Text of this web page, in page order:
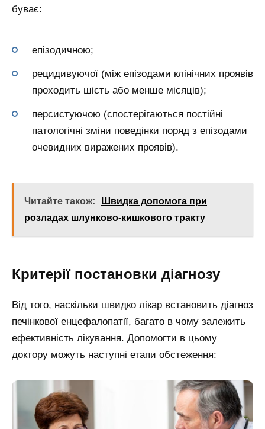
буває:
епізодичною;
рецидивуючої (між епізодами клінічних проявів
проходить шість або менше місяців);
персистуючою (спостерігаються постійні
патологічні зміни поведінки поряд з епізодами
очевидних виражених проявів).
Читайте також:
Швидка допомога при
розладах шлунково-кишкового тракту
Критерії постановки діагнозу
Від того, наскільки швидко лікар встановить діагноз
печінкової енцефалопатії, багато в чому залежить
ефективність лікування. Допомогти в цьому
доктору можуть наступні етапи обстеження: